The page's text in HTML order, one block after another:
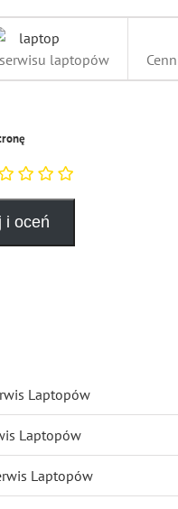
laptopów
Laptopów
Laptopów
Laptopów